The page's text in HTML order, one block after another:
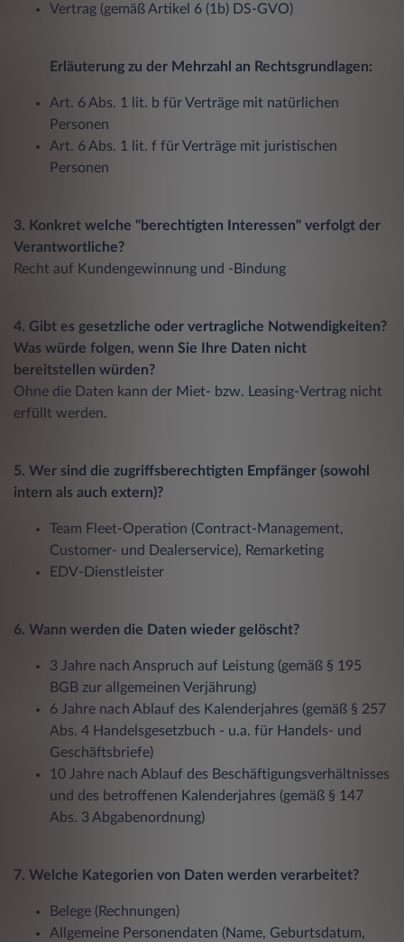
Vertrag (gemäß Artikel 6 (1b) DS-GVO)
Erläuterung zu der Mehrzahl an Rechtsgrundlagen:
Art. 6 Abs. 1 lit. b für Verträge mit natürlichen
Personen
Art. 6 Abs. 1 lit. f für Verträge mit juristischen
Personen
3. Konkret welche "berechtigten Interessen" verfolgt der
Verantwortliche?
Recht auf Kundengewinnung und -Bindung
4. Gibt es gesetzliche oder vertragliche Notwendigkeiten?
Was würde folgen, wenn Sie Ihre Daten nicht
bereitstellen würden?
Ohne die Daten kann der Miet- bzw. Leasing-Vertrag nicht
erfüllt werden.
5. Wer sind die zugriffsberechtigten Empfänger (sowohl
intern als auch extern)?
Team Fleet-Operation (Contract-Management,
Customer- und Dealerservice), Remarketing
EDV-Dienstleister
6. Wann werden die Daten wieder gelöscht?
3 Jahre nach Anspruch auf Leistung (gemäß § 195
BGB zur allgemeinen Verjährung)
6 Jahre nach Ablauf des Kalenderjahres (gemäß § 257
Abs. 4 Handelsgesetzbuch - u.a. für Handels- und
Geschäftsbriefe)
10 Jahre nach Ablauf des Beschäftigungsverhältnisses
und des betroffenen Kalenderjahres (gemäß § 147
Abs. 3 Abgabenordnung)
7. Welche Kategorien von Daten werden verarbeitet?
Belege (Rechnungen)
Allgemeine Personendaten (Name, Geburtsdatum,